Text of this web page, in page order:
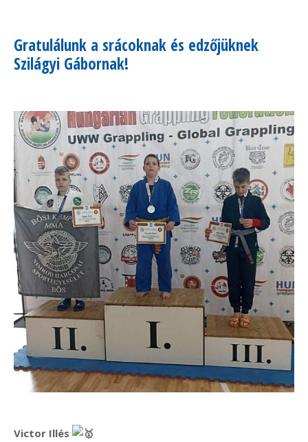
Gratulálunk a srácoknak és edzőjüknek
Szilágyi Gábornak!
Victor Illés